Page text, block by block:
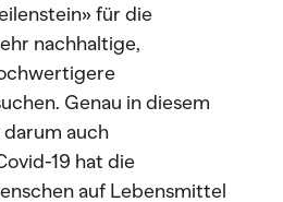
für die
nachhaltige,
Genau in diesem
auch
19 hat die
auf Lebensmittel